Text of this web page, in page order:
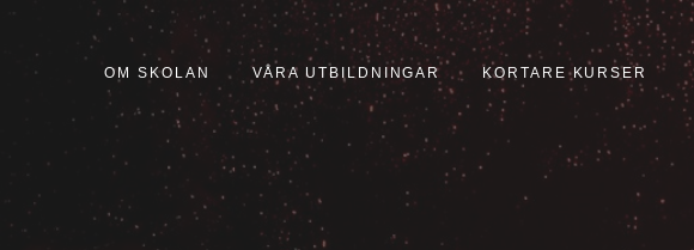
OM SKOLAN VÅRA UTBILDNINGAR KORTARE KURSER